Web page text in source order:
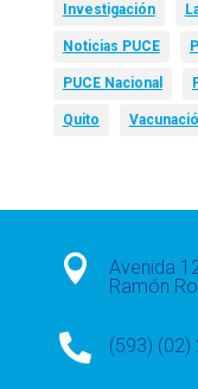
Investigación
Noticias PUCE
PUCE Nacional
Quito

Avenida
Ramón
 (593) (02)